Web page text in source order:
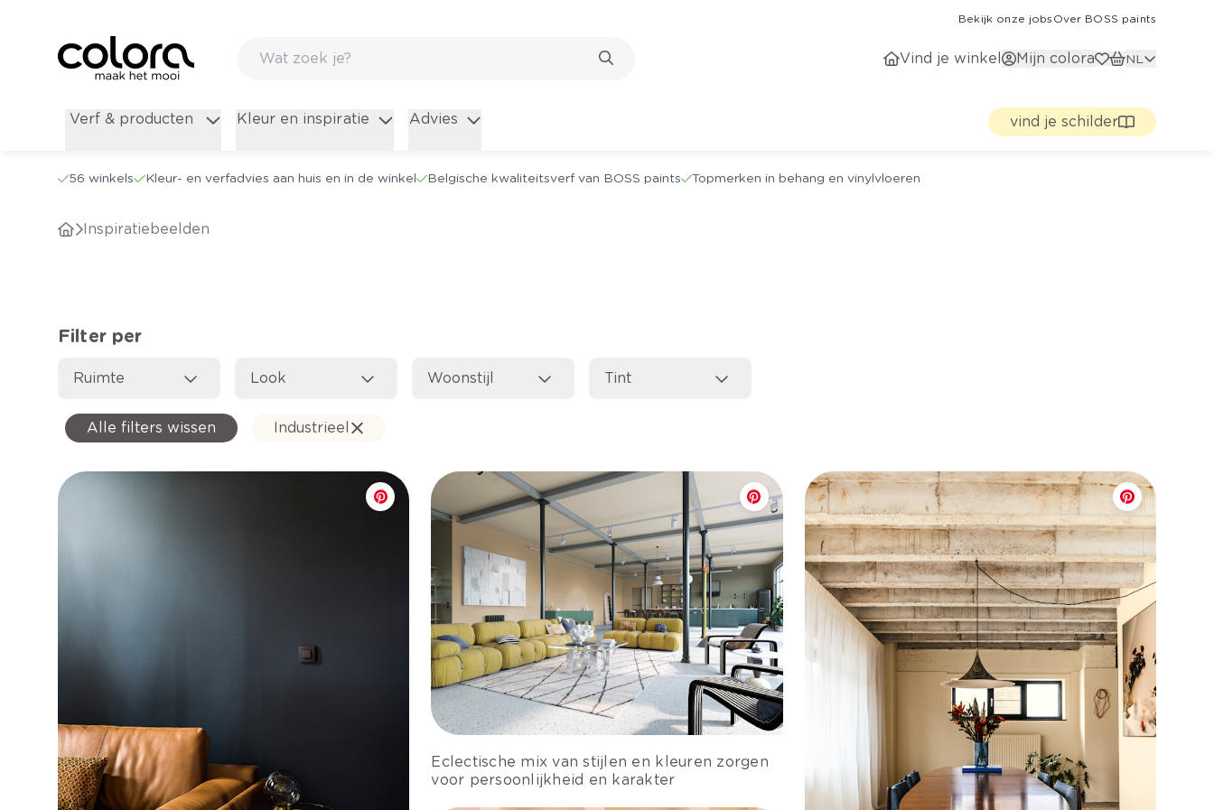
Bekijk onze jobs Over BOSS paints
Vind je winkel Mijn colora NL
Verf & producten Kleur en inspiratie Advies vind je schilder
56 winkels Kleur- en verfadvies aan huis en in de winkel Belgische kwaliteitsverf van BOSS paints Topmerken in behang en vinylvloeren
Inspiratiebeelden
Filter per
Ruimte Look Woonstijl Tint
Alle filters wissen Industrieel
Eclectische mix van stijlen en kleuren zorgen
voor persoonlijkheid en karakter